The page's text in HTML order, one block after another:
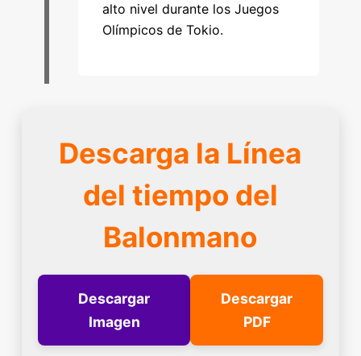
alto nivel durante los Juegos
Olímpicos de Tokio.
Descarga la Línea
del tiempo del
Balonmano
Descargar
Imagen
Descargar
PDF